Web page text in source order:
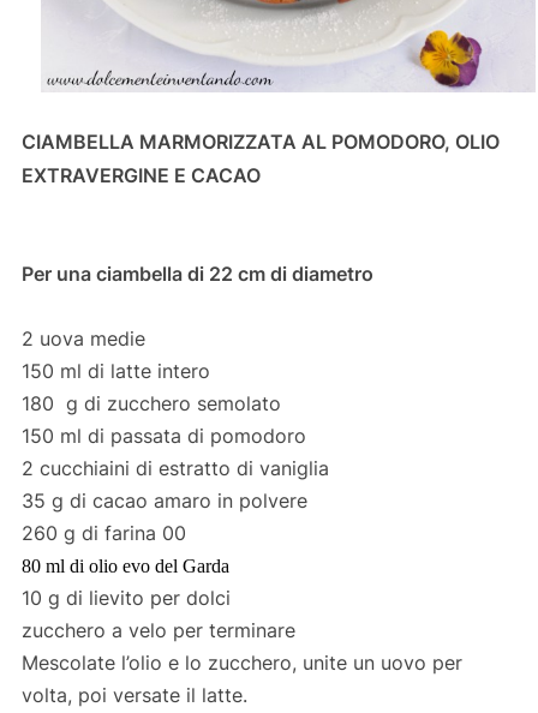
CIAMBELLA MARMORIZZATA AL POMODORO, OLIO
EXTRAVERGINE E CACAO
Per una ciambella di 22 cm di diametro
2 uova medie
150 ml di latte intero
180 g di zucchero semolato
150 ml di passata di pomodoro
2 cucchiaini di estratto di vaniglia
35 g di cacao amaro in polvere
260 g di farina 00
80 ml di olio evo del Garda
10 g di lievito per dolci
zucchero a velo per terminare
Mescolate l’olio e lo zucchero, unite un uovo per
volta, poi versate il latte.